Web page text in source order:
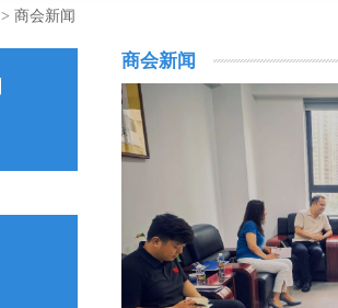
> 商会新闻
商会新闻